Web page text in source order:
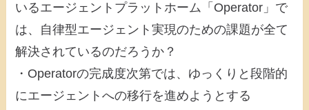
いるエージェントプラットホーム「Operator」で
は、自律型エージェント実現のための課題が全て
解決されているのだろうか？
・Operatorの完成度次第では、ゆっくりと段階的
にエージェントへの移行を進めようとする